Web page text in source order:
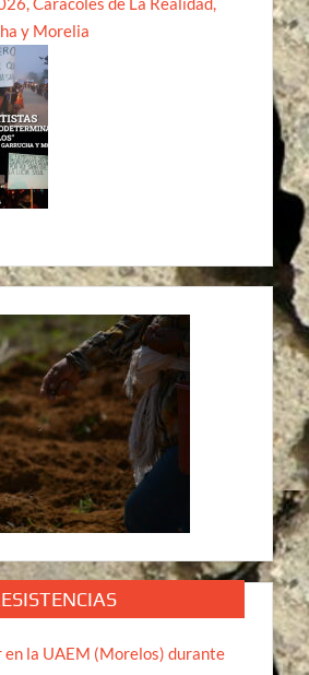
y Morelia
la UAEM (Morelos) durante